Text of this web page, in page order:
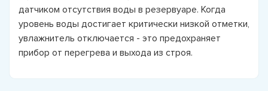
датчиком отсутствия воды в резервуаре. Когда
уровень воды достигает критически низкой отметки,
увлажнитель отключается - это предохраняет
прибор от перегрева и выхода из строя.